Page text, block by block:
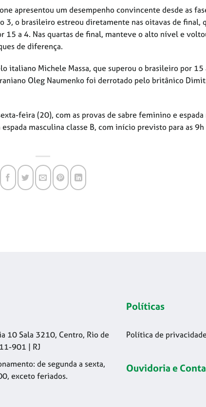
apresentou um desempenho convincente desde as
3, o brasileiro estreou diretamente nas oitavas de final,
15 a 4. Nas quartas de final, manteve o alto nível e
de diferença.
italiano Michele Massa, que superou o brasileiro por 15
Oleg Naumenko foi derrotado pelo britânico
feira (20), com as provas de sabre feminino e espada
masculina classe B, com início previsto para as
10 Sala 3210, Centro, Rio de
901 | RJ
de segunda a sexta,
exceto feriados.
Políticas
Política de
Ouvidoria e